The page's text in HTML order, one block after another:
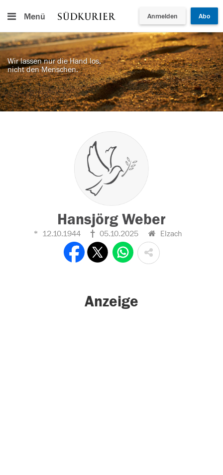
Menü Anmelden Abo
Wir lassen nur die Hand los,
nicht den Menschen.
Hansjörg Weber
12.10.1944 05.10.2025 Elzach
Anzeige